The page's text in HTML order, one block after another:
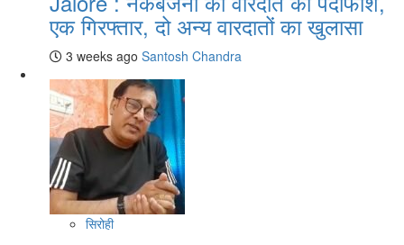
एक गिरफ्तार, दो अन्य वारदातों का खुलासा
3 weeks ago Santosh Chandra
सिरोही